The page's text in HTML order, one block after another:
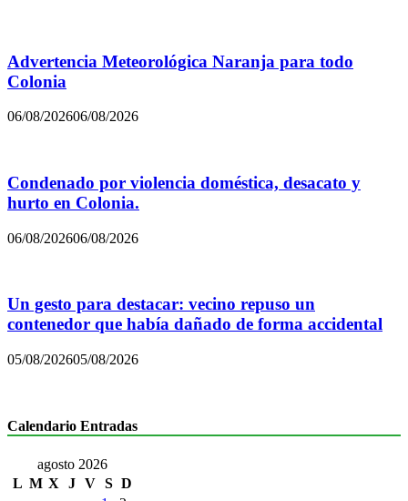
Advertencia Meteorológica Naranja para todo
Colonia
06/08/202606/08/2026
Condenado por violencia doméstica, desacato y
hurto en Colonia.
06/08/202606/08/2026
Un gesto para destacar: vecino repuso un
contenedor que había dañado de forma accidental
05/08/202605/08/2026
Calendario Entradas
agosto 2026
L M X J V S D